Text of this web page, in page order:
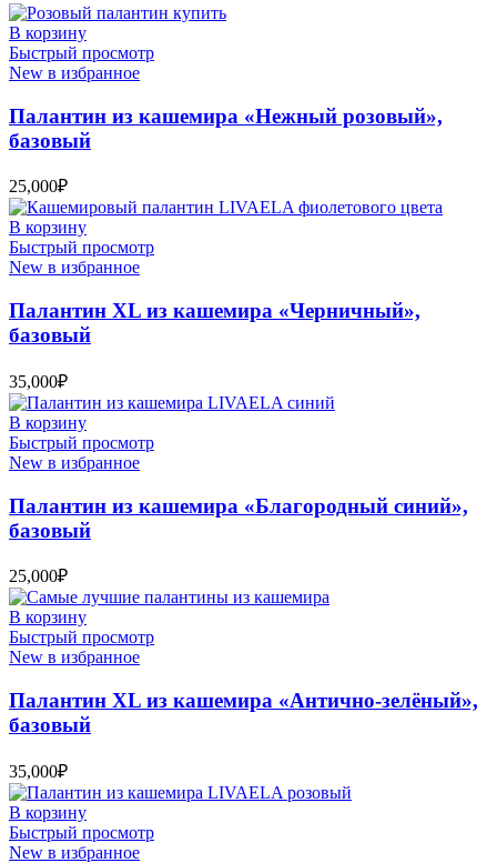
В корзину
Быстрый просмотр
New в избранное
Палантин из кашемира «Нежный розовый»,
базовый
25,000₽
В корзину
Быстрый просмотр
New в избранное
Палантин XL из кашемира «Черничный»,
базовый
35,000₽
В корзину
Быстрый просмотр
New в избранное
Палантин из кашемира «Благородный синий»,
базовый
25,000₽
В корзину
Быстрый просмотр
New в избранное
Палантин XL из кашемира «Антично-зелёный»,
базовый
35,000₽
В корзину
Быстрый просмотр
New в избранное